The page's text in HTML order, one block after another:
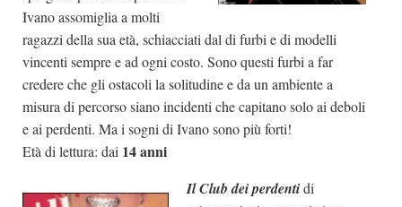
Ivano assomiglia a molti
ragazzi della sua età, schiacciati dal di furbi e di modelli
vincenti sempre e ad ogni costo. Sono questi furbi a far
credere che gli ostacoli la solitudine e da un ambiente a
misura di percorso siano incidenti che capitano solo ai deboli
e ai perdenti. Ma i sogni di Ivano sono più forti!
Età di lettura: dai 14 anni
Il Club dei perdentidi